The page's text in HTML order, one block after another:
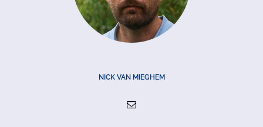
NICK VAN MIEGHEM